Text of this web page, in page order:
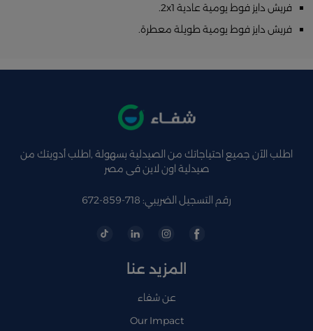
فريش دايز فوط يومية عادية 2x1.
فريش دايز فوط يومية طويلة معطرة.
اطلب الآن جميع احتياجاتك من الصيدلية بسهولة ,اطلب أدويتك من
صيدلية اون لاين فى مصر
رقم التسجيل الضريبي: 718-859-672
المزيد عنا
عن شفاء
Our Impact